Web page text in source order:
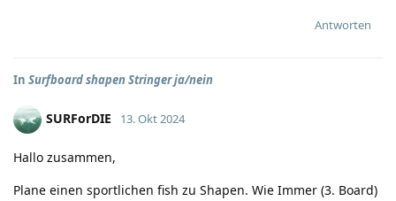
Antworten
In Surfboard shapen Stringer ja/nein
SURForDIE 13. Okt 2024
Hallo zusammen,
Plane einen sportlichen fish zu Shapen. Wie Immer (3. Board)